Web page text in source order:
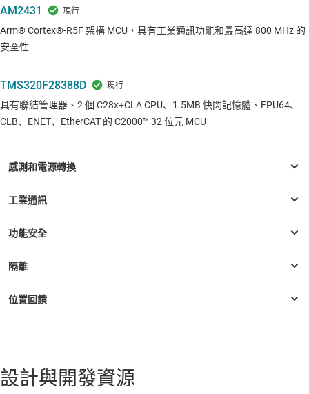
AM2431
Arm® Cortex®-R5F 架構 MCU，具有工業通訊功能和最高達 800 MHz 的
安全性
TMS320F28388D
具有聯結管理器、2 個 C28x+CLA CPU、1.5MB 快閃記憶體、FPU64、
CLB、ENET、EtherCAT 的 C2000™ 32 位元 MCU
設計與開發資源